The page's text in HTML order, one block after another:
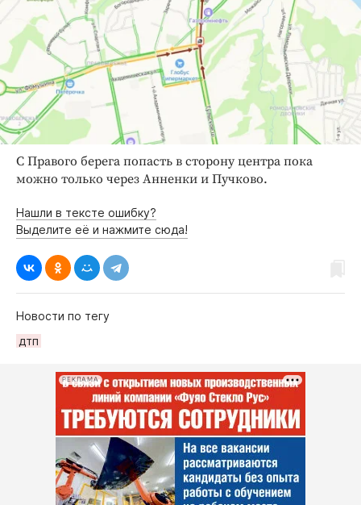
С Правого берега попасть в сторону центра пока
можно только через Анненки и Пучково.
Нашли в тексте ошибку?
Выделите её и нажмите сюда!
Новости по тегу
дтп
РЕКЛАМА